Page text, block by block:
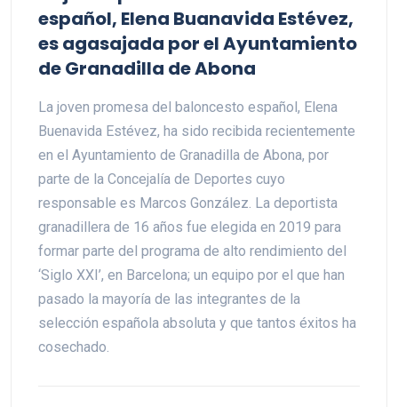
español, Elena Buanavida Estévez,
es agasajada por el Ayuntamiento
de Granadilla de Abona
La joven promesa del baloncesto español, Elena
Buenavida Estévez, ha sido recibida recientemente
en el Ayuntamiento de Granadilla de Abona, por
parte de la Concejalía de Deportes cuyo
responsable es Marcos González. La deportista
granadillera de 16 años fue elegida en 2019 para
formar parte del programa de alto rendimiento del
‘Siglo XXI’, en Barcelona; un equipo por el que han
pasado la mayoría de las integrantes de la
selección española absoluta y que tantos éxitos ha
cosechado.